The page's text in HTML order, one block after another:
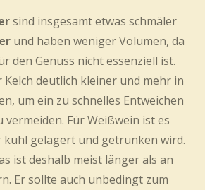
sind insgesamt etwas schmäler
und haben weniger Volumen, da
den Genuss nicht essenziell ist.
deutlich kleiner und mehr in
um ein zu schnelles Entweichen
vermeiden. Für Weißwein ist es
kühl gelagert und getrunken wird.
ist deshalb meist länger als an
Er sollte auch unbedingt zum